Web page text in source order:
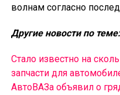
волнам согласно
Другие новости по теме:
Стало известно на
запчасти для
АвтоВАЗа объявил о